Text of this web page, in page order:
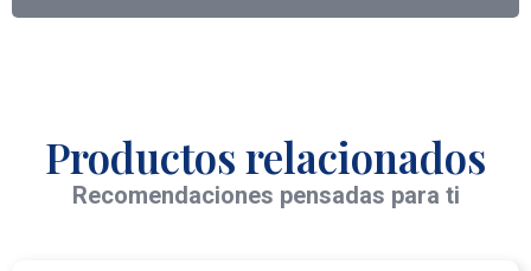
Productos relacionados
Recomendaciones pensadas para ti